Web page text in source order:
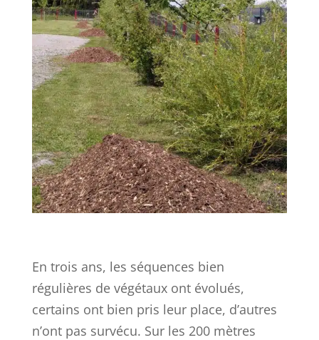
En trois ans, les séquences bien
régulières de végétaux ont évolués,
certains ont bien pris leur place, d’autres
n’ont pas survécu. Sur les 200 mètres